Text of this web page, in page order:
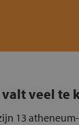
valt veel te
13